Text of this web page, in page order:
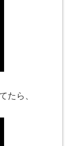
たら、